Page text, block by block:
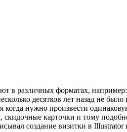
в различных форматах,
десятков лет назад не
когда нужно произвести
скидочные карточки и тому
создание визитки в